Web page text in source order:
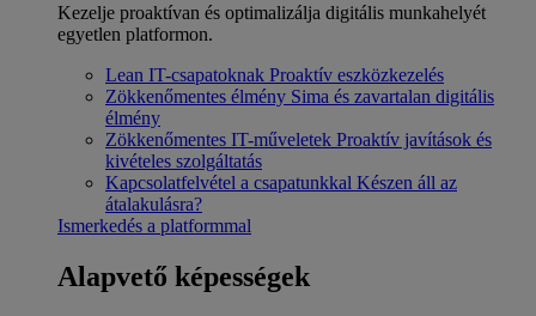
Kezelje proaktívan és optimalizálja digitális munkahelyét
egyetlen platformon.
Lean IT-csapatoknak Proaktív eszközkezelés
Zökkenőmentes élmény Sima és zavartalan digitális
élmény
Zökkenőmentes IT-műveletek Proaktív javítások és
kivételes szolgáltatás
Kapcsolatfelvétel a csapatunkkal Készen áll az
átalakulásra?
Ismerkedés a platformmal
Alapvető képességek